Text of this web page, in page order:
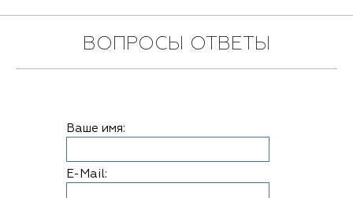
ВОПРОСЫ ОТВЕТЫ
Ваше имя:
E-Mail: